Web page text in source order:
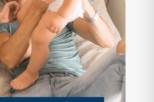
3 dormitorios
2 baños
2 parqueos
Quiero más detalles